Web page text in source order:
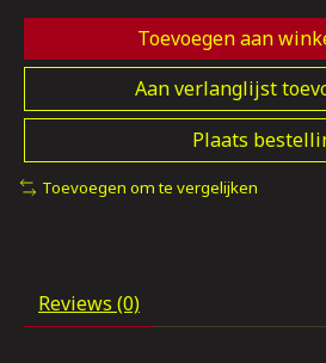
Toevoegen aan
Aan verlanglijst
Plaats
Toevoegen om te vergelijken
Reviews (0)